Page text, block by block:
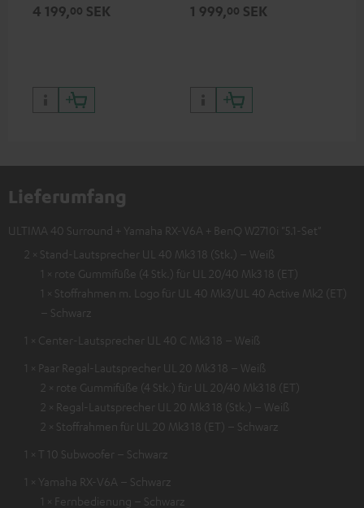
4 199,00 SEK
HDR10+ für eine überragende
1 999,00 SEK
Lieferumfang
ULTIMA 40 Surround + Yamaha RX-V6A + BenQ W2710i "5.1-Set"
2 × Stand-Lautsprecher UL 40 Mk3 18 (Stk.) – Weiß
1 × rote Gummifüße (4 Stk.) für UL 20/40 Mk3 18 (ET)
1 × Stoffrahmen m. Logo für UL 40 Mk3/UL 40 Active Mk2 (ET)
– Schwarz
1 × Center-Lautsprecher UL 40 C Mk3 18 – Weiß
1 × Paar Regal-Lautsprecher UL 20 Mk3 18 – Weiß
2 × rote Gummifüße (4 Stk.) für UL 20/40 Mk3 18 (ET)
2 × Regal-Lautsprecher UL 20 Mk3 18 (Stk.) – Weiß
2 × Stoffrahmen für UL 20 Mk3 18 (ET) – Schwarz
1 × T 10 Subwoofer – Schwarz
1 × Yamaha RX-V6A – Schwarz
1 × Fernbedienung – Schwarz